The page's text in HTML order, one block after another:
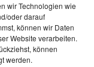
wir Technologien wie
oder darauf
können wir Daten
Website verarbeiten.
können
werden.